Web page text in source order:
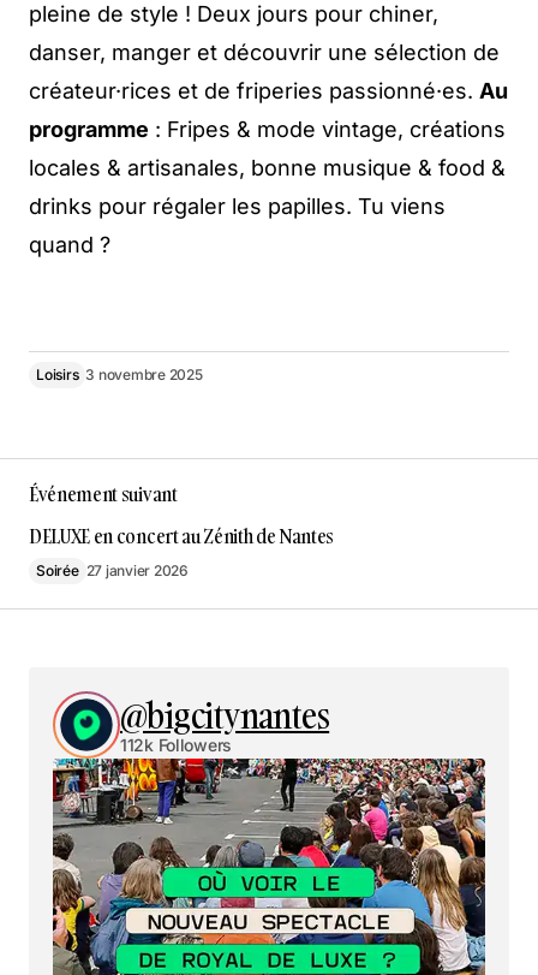
pleine de style ! Deux jours pour chiner,
danser, manger et découvrir une sélection de
créateur·rices et de friperies passionné·es. Au
programme : Fripes & mode vintage, créations
locales & artisanales, bonne musique & food &
drinks pour régaler les papilles. Tu viens
quand ?
Loisirs 3 novembre 2025
Événement suivant
DELUXE en concert au Zénith de Nantes
Soirée 27 janvier 2026
@bigcitynantes
112k Followers